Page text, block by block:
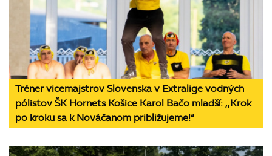
Tréner vicemajstrov Slovenska v Extralige vodných
pólistov ŠK Hornets Košice Karol Bačo mladší: ,,Krok
po kroku sa k Nováčanom približujeme!“